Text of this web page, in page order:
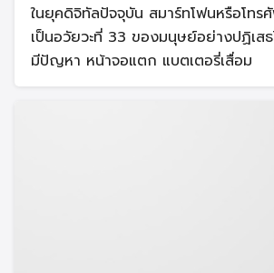
ในยุคดิจิทัลปัจจุบัน สมาร์ทโฟนหรือโท
เป็นอวัยวะที่ 33 ของมนุษย์อย่างปฏิเสธ
มีปัญหา หน้าจอแตก แบตเตอรี่เสื่อม